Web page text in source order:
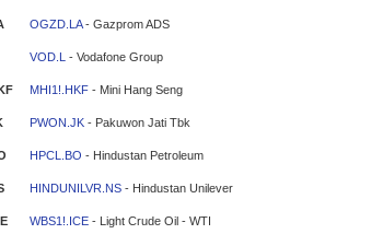
OGZD.LA- Gazprom ADS
VOD.L - Vodafone Group
MHI1!.HKF - Mini Hang Seng
PWON.JK - Pakuwon Jati Tbk
HPCL.BO - Hindustan Petroleum
HINDUNILVR.NS - Hindustan Unilever
WBS1!.ICE - Light Crude Oil - WTI